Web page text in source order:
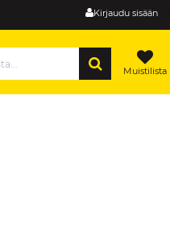
Kirjaudu sisään
Muistilista